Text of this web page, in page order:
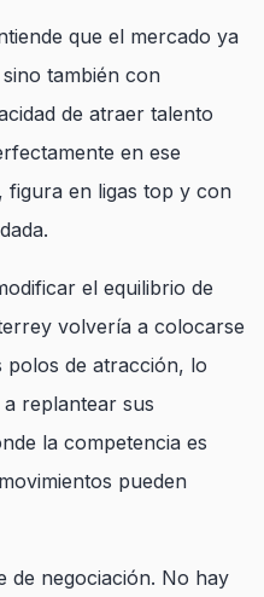
que el mercado ya
también con
de atraer talento
en ese
figura en ligas top y con
el equilibrio de
volvería a colocarse
de atracción, lo
replantear sus
la competencia es
pueden
de negociación. No hay